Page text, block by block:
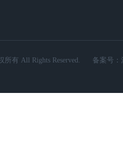
有 All Rights Reserved. 备案号：